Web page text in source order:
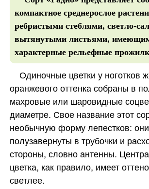
компактное среднерослое
ребристыми стеблями, светло-
вытянутыми листьями,
характерные рельефные
Одиночные цветки у ноготков
оранжевого оттенка собраны в
махровые или шаровидные
диаметре. Свое название этот
необычную форму лепестков: они
полузавернуты в трубочки и
стороны, словно антенны.
цветка, как правило, имеет
светлее.